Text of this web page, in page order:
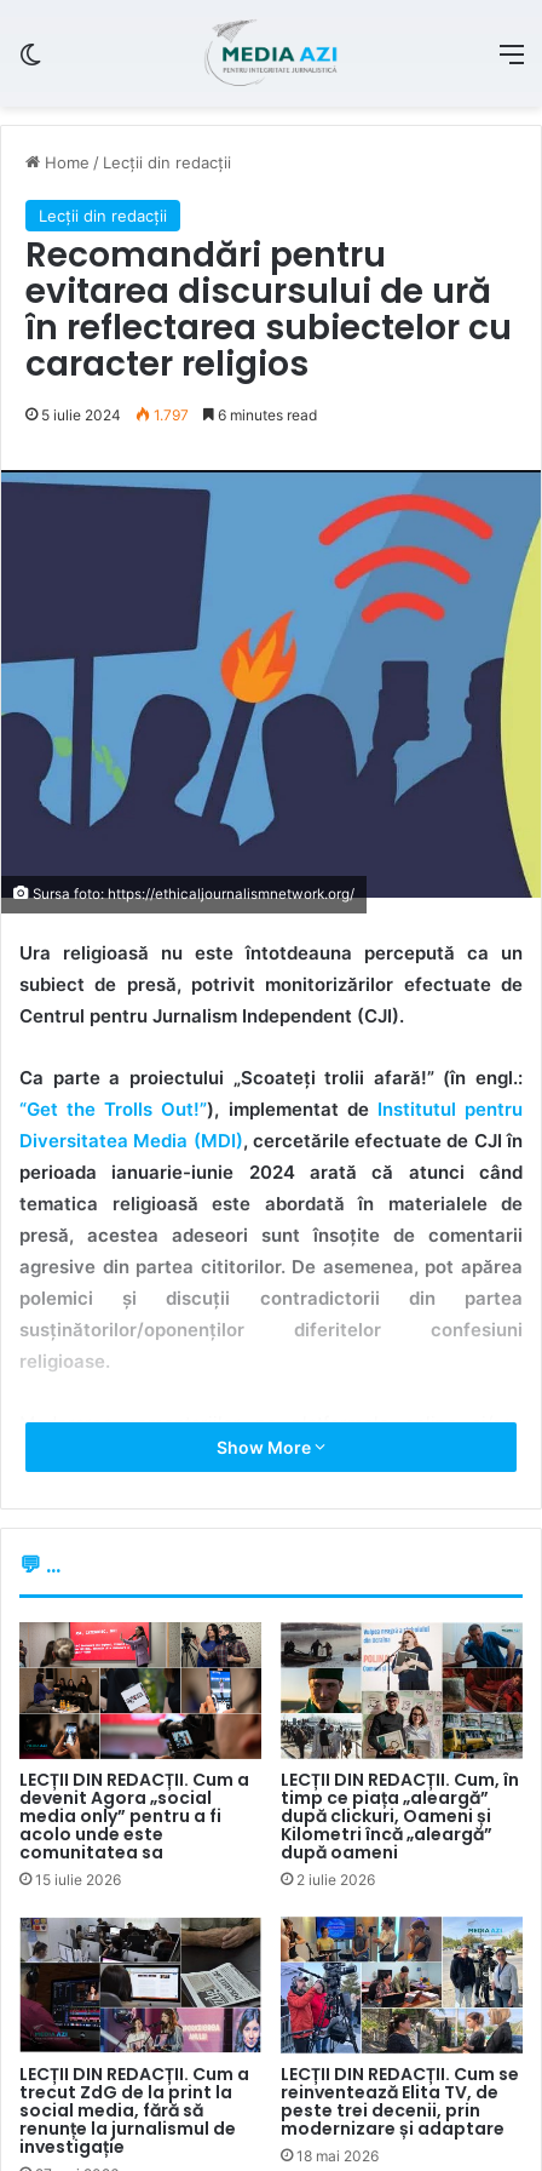
Home / Lecții din redacții
Lecții din redacții
Recomandări pentru
evitarea discursului de ură
în reflectarea subiectelor cu
caracter religios
5 iulie 2024 1.797 6 minutes read
Sursa foto: https://ethicaljournalismnetwork.org/
Ura religioasă nu este întotdeauna percepută ca un
subiect de presă, potrivit monitorizărilor efectuate de
Centrul pentru Jurnalism Independent (CJI).
Ca parte a proiectului „Scoateți trolii afară!” (în engl.:
“Get the Trolls Out!”), implementat de Institutul pentru
Diversitatea Media (MDI), cercetările efectuate de CJI în
perioada ianuarie-iunie 2024 arată că atunci când
tematica religioasă este abordată în materialele de
presă, acestea adeseori sunt însoțite de comentarii
agresive din partea cititorilor. De asemenea, pot apărea
polemici și discuții contradictorii din partea
susținătorilor/oponenților diferitelor confesiuni
religioase.
Moderarea comentariilor pe platformele online și/sau
rețelele sociale continuă să fie o provocare pentru
sau din presa scrisă), care trebuie să asigure echilibrul
dintre libertatea de exprimare și nediscriminare sau
încălcarea drepturilor omului.
Normele etice și deontologice îndeamnă jurnaliștii să
respecte aceleași principii și standarde atunci când
pregătesc materiale dedicate grupurilor religioase, ca în
cazul reflectării altor subiecte. Și asta pentru a evita, pe
cât e posibil, apariția oricăror forme de discriminare,
precum și propagarea discursului instigator de ură.
Respectarea standardelor jurnalistice internaționale și
naționale – imparțialitatea, acuratețea, onestitatea,
impune în primul rând.
CE PREVEDE LEGISLAȚIA
Constituția Republicii Moldova„garantează dreptul tuturor
cetățenilor la păstrarea, la dezvoltarea şi la exprimarea
identității lor etnice, culturale, lingvistice şi religioase”
(art.10), iar libertatea conștiinței „trebuie să se manifeste
Show More
💬 ...
LECȚII DIN REDACȚII. Cum a
devenit Agora „social
media only” pentru a fi
acolo unde este
comunitatea sa
15 iulie 2026
LECȚII DIN REDACȚII. Cum, în
timp ce piața „aleargă”
după clickuri, Oameni și
Kilometri încă „aleargă”
după oameni
2 iulie 2026
LECȚII DIN REDACȚII. Cum a
trecut ZdG de la print la
social media, fără să
renunțe la jurnalismul de
investigație
LECȚII DIN REDACȚII. Cum se
reinventează Elita TV, de
peste trei decenii, prin
modernizare și adaptare
18 mai 2026